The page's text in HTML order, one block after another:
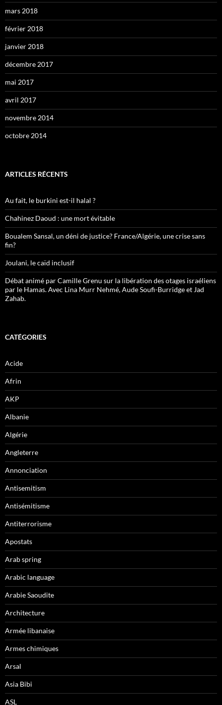
mars 2018
février 2018
janvier 2018
décembre 2017
mai 2017
avril 2017
novembre 2014
octobre 2014
ARTICLES RÉCENTS
Au fait, le burkini est-il halal ?
Chahinez Daoud : une mort évitable
Boualem Sansal, un déni de justice? France/Algérie, une crise sans
fin?
Joulani, le caïd inclusif
Débat animé par Camille Grenu sur la libération des otages israéliens
par le Hamas. Avec Lina Murr Nehmé, Aude Soufi-Burridge et Jad
Zahab.
CATÉGORIES
Acide
Afrin
AKP
Albanie
Algérie
Angleterre
Annonciation
Antisemitism
Antisémitisme
Antiterrorisme
Apostats
Arab spring
Arabic language
Arabie Saoudite
Architecture
Armée libanaise
Armes chimiques
Arsal
Asia Bibi
ASL